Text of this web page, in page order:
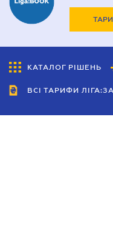
КАТАЛОГ РІШЕНЬ
ВСІ ТАРИФИ